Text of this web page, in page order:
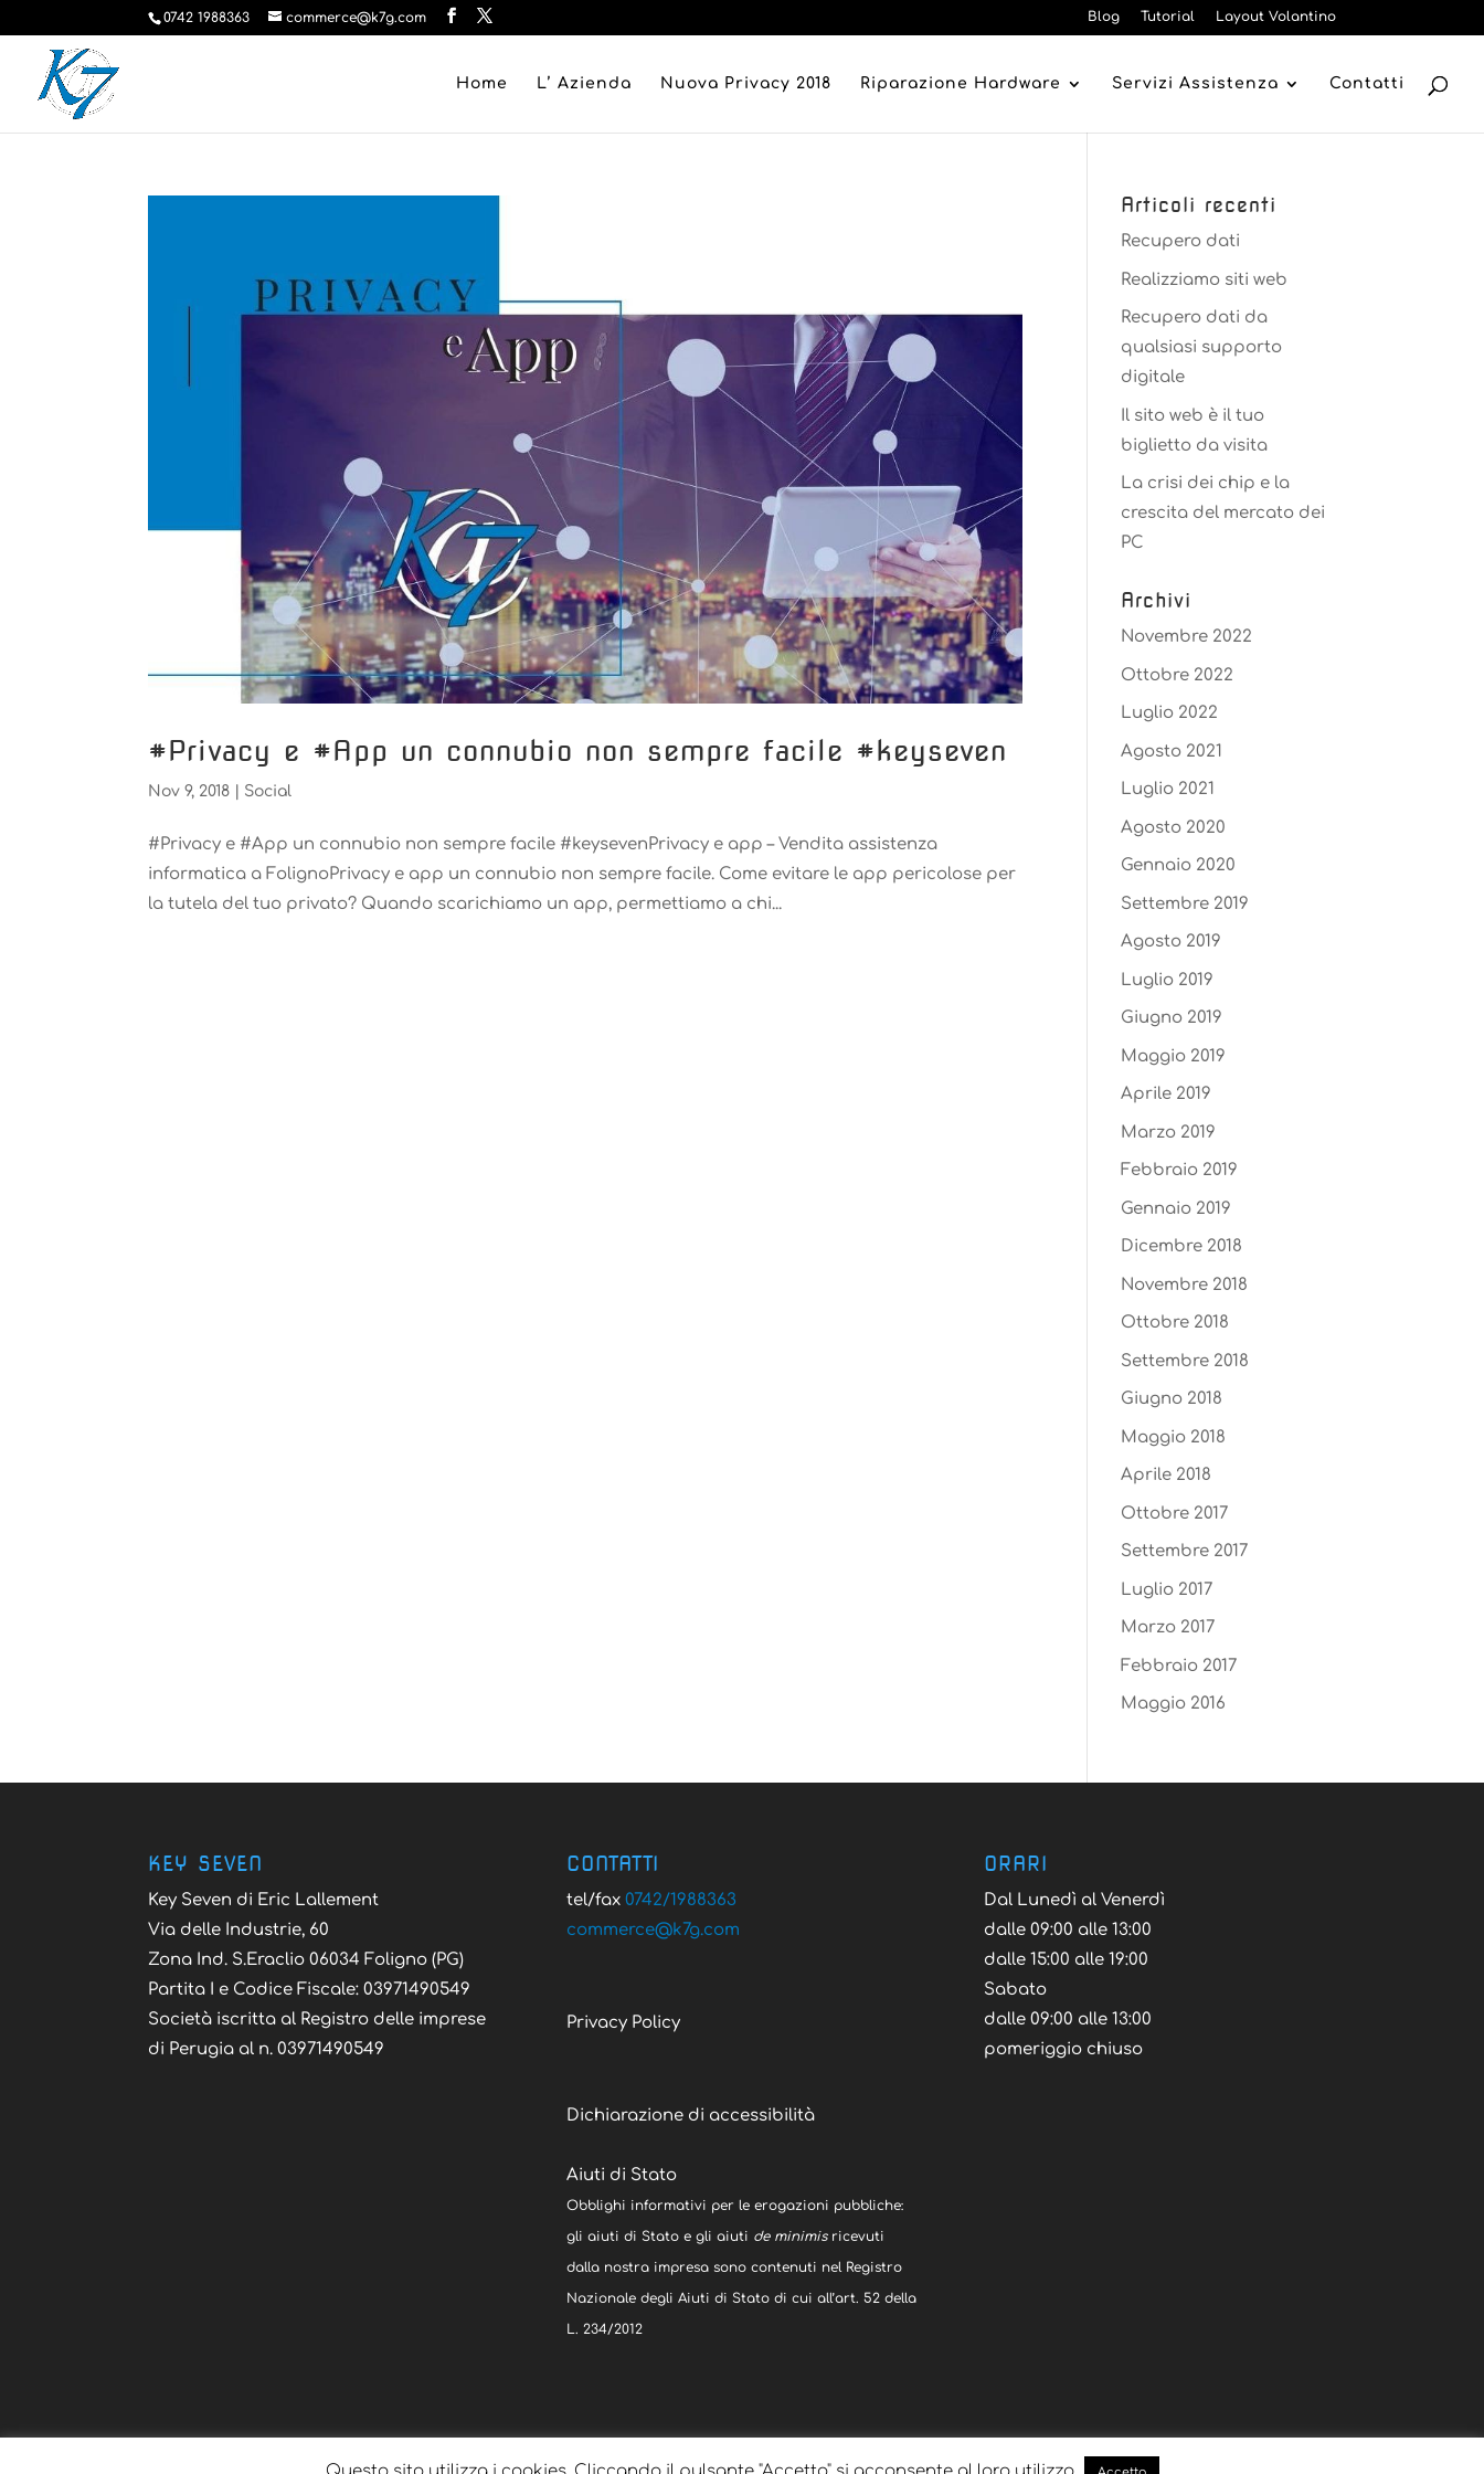
0742 1988363 commerce@k7g.com Blog Tutorial Layout Volantino
Home L’ Azienda Nuova Privacy 2018 Riparazione Hardware Servizi Assistenza Contatti
#Privacy e #App un connubio non sempre facile #keyseven
Nov 9, 2018 Social
#Privacy e #App un connubio non sempre facile #keysevenPrivacy e app – Vendita assistenza
informatica a FolignoPrivacy e app un connubio non sempre facile. Come evitare le app pericolose per
la tutela del tuo privato? Quando scarichiamo un app, permettiamo a chi...
Articoli recenti
Recupero dati
Realizziamo siti web
Recupero dati da
qualsiasi supporto
digitale
Il sito web è il tuo
biglietto da visita
La crisi dei chip e la
crescita del mercato dei
PC
Archivi
Novembre 2022
Ottobre 2022
Luglio 2022
Agosto 2021
Luglio 2021
Agosto 2020
Gennaio 2020
Settembre 2019
Agosto 2019
Luglio 2019
Giugno 2019
Maggio 2019
Aprile 2019
Marzo 2019
Febbraio 2019
Gennaio 2019
Dicembre 2018
Novembre 2018
Ottobre 2018
Settembre 2018
Giugno 2018
Maggio 2018
Aprile 2018
Ottobre 2017
Settembre 2017
Luglio 2017
Marzo 2017
Febbraio 2017
Maggio 2016
KEY SEVEN
Key Seven di Eric Lallement
Via delle Industrie, 60
Zona Ind. S.Eraclio 06034 Foligno (PG)
Partita I e Codice Fiscale: 03971490549
Società iscritta al Registro delle imprese
di Perugia al n. 03971490549
CONTATTI
tel/fax 0742/1988363
moc.g7k
@ecremmoc
Privacy Policy
Dichiarazione di accessibilità
Aiuti di Stato
Obblighi informativi per le erogazioni pubbliche:
gli aiuti di Stato e gli aiuti de minimisricevuti
dalla nostra impresa sono contenuti nel Registro
Nazionale degli Aiuti di Stato di cui all’art. 52 della
L. 234/2012
ORARI
Dal Lunedì al Venerdì
dalle 09:00 alle 13:00
dalle 15:00 alle 19:00
Sabato
dalle 09:00 alle 13:00
pomeriggio chiuso